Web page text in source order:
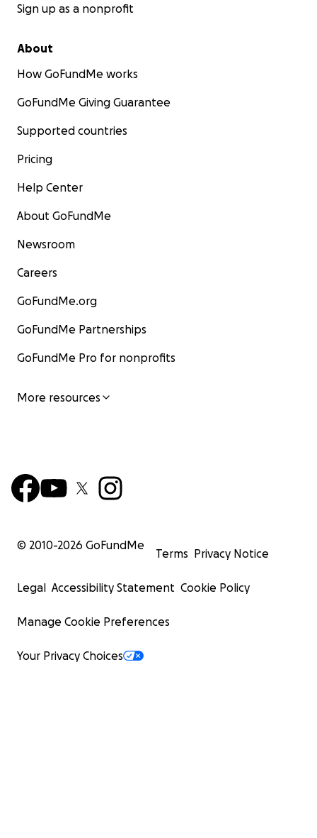
Sign up as a nonprofit
About
How GoFundMe works
GoFundMe Giving Guarantee
Supported countries
Pricing
Help Center
About GoFundMe
Newsroom
Careers
GoFundMe.org
GoFundMe Partnerships
GoFundMe Pro for nonprofits
More resources
© 2010-2026 GoFundMe
Terms Privacy Notice
Legal Accessibility Statement Cookie Policy
Manage Cookie Preferences
Your Privacy Choices